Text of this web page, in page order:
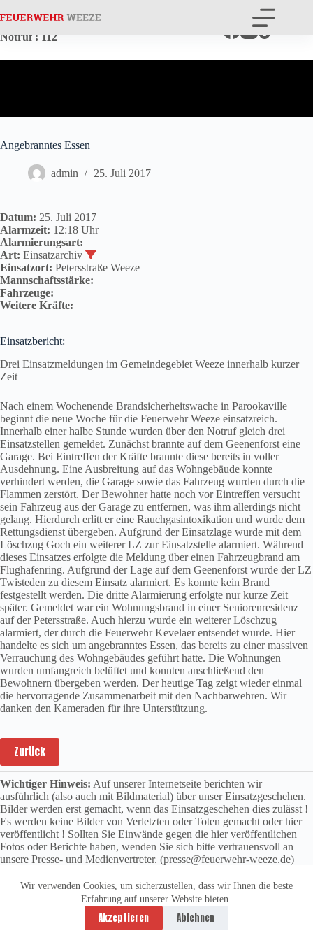
Inhalt
Wir verwenden Cookies, um sicherzustellen, dass wir Ihnen die beste
Erfahrung auf unserer Website bieten.
Akzeptieren Ablehnen
Notruf : 112
Angebranntes Essen
admin 25. Juli 2017
Datum: 25. Juli 2017
Alarmzeit: 12:18 Uhr
Alarmierungsart:
Art: Einsatzarchiv
Einsatzort: Petersstraße Weeze
Mannschaftsstärke:
Fahrzeuge:
Weitere Kräfte:
Einsatzbericht:
Drei Einsatzmeldungen im Gemeindegebiet Weeze innerhalb kurzer
Zeit
Nach einem Wochenende Brandsicherheitswache in Parookaville
beginnt die neue Woche für die Feuerwehr Weeze einsatzreich.
Innerhalb einer halbe Stunde wurden über den Notruf gleich drei
Einsatzstellen gemeldet. Zunächst brannte auf dem Geenenforst eine
Garage. Bei Eintreffen der Kräfte brannte diese bereits in voller
Ausdehnung. Eine Ausbreitung auf das Wohngebäude konnte
verhindert werden, die Garage sowie das Fahrzeug wurden durch die
Flammen zerstört. Der Bewohner hatte noch vor Eintreffen versucht
sein Fahrzeug aus der Garage zu entfernen, was ihm allerdings nicht
gelang. Hierdurch erlitt er eine Rauchgasintoxikation und wurde dem
Rettungsdienst übergeben. Aufgrund der Einsatzlage wurde mit dem
Löschzug Goch ein weiterer LZ zur Einsatzstelle alarmiert. Während
dieses Einsatzes erfolgte die Meldung über einen Fahrzeugbrand am
Flughafenring. Aufgrund der Lage auf dem Geenenforst wurde der LZ
Twisteden zu diesem Einsatz alarmiert. Es konnte kein Brand
festgestellt werden. Die dritte Alarmierung erfolgte nur kurze Zeit
später. Gemeldet war ein Wohnungsbrand in einer Seniorenresidenz
auf der Petersstraße. Auch hierzu wurde ein weiterer Löschzug
alarmiert, der durch die Feuerwehr Kevelaer entsendet wurde. Hier
handelte es sich um angebranntes Essen, das bereits zu einer massiven
Verrauchung des Wohngebäudes geführt hatte. Die Wohnungen
wurden umfangreich belüftet und konnten anschließend den
Bewohnern übergeben werden. Der heutige Tag zeigt wieder einmal
die hervorragende Zusammenarbeit mit den Nachbarwehren. Wir
danken den Kameraden für ihre Unterstützung.
Zurück
Wichtiger Hinweis: Auf unserer Internetseite berichten wir
ausführlich (also auch mit Bildmaterial) über unser Einsatzgeschehen.
Bilder werden erst gemacht, wenn das Einsatzgeschehen dies zulässt !
Es werden keine Bilder von Verletzten oder Toten gemacht oder hier
veröffentlicht ! Sollten Sie Einwände gegen die hier veröffentlichen
Fotos oder Berichte haben, wenden Sie sich bitte vertrauensvoll an
unsere Presse- und Medienvertreter. (presse@feuerwehr-weeze.de)
Datenschutzerklärung
Impressum
Copyright © 2026 -
vitolution